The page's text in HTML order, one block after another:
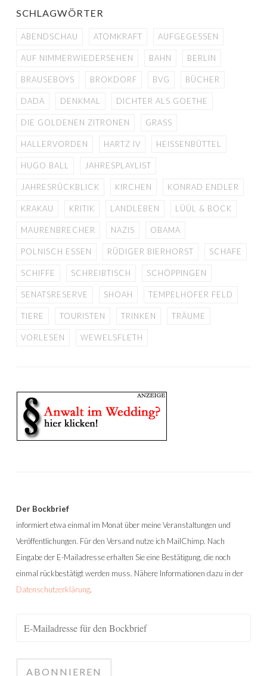
SCHLAGWÖRTER
ABENDSCHAU ATOMKRAFT AUFGEGESSEN
AUF NIMMERWIEDERSEHEN BAHN BERLIN
BRAUSEBOYS BROKDORF BVG BÜCHER
DADA DENKMAL DICHTER ALS GOETHE
DIE GOLDENEN ZITRONEN GRASS
HALLERVORDEN HARTZ IV HEISSENBÜTTEL
HUGO BALL JAHRESPLAYLIST
JAHRESRÜCKBLICK KIRCHEN KONRAD ENDLER
KRAKAU KRITIK LANDLEBEN LÜÜL & BOCK
MAURENBRECHER NAZIS OBAMA
POLNISCH ESSEN RÜDIGER BIERHORST SCHAFE
SCHIFFE SCHREIBTISCH SCHÖPPINGEN
SENATSRESERVE SHOAH TEMPELHOFER FELD
TIERE TOURISTEN TRINKEN TRÄUME
VORLESEN WEWELSFLETH
Der Bockbrief
informiert etwa einmal im Monat über meine Veranstaltungen und
Veröffentlichungen. Für den Versand nutze ich MailChimp. Nach
Eingabe der E-Mailadresse erhalten Sie eine Bestätigung, die noch
einmal rückbestätigt werden muss. Nähere Informationen dazu in der
Datenschutzerklärung.